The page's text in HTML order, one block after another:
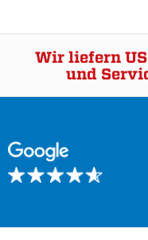
Wir liefern
und